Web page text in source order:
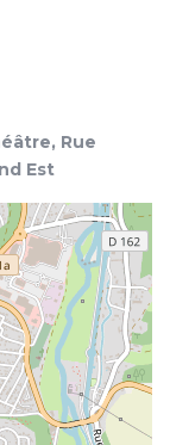
Rue
Est